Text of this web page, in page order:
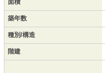
面積
築年数
種別/構造
階建